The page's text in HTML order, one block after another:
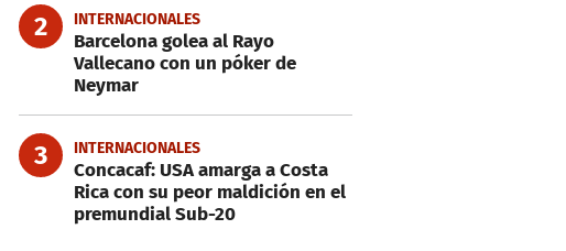
2 INTERNACIONALES
Barcelona golea al Rayo
Vallecano con un póker de
Neymar
3 INTERNACIONALES
Concacaf: USA amarga a Costa
Rica con su peor maldición en el
premundial Sub-20